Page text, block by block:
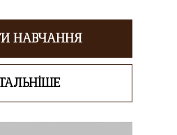
НАВЧАННЯ